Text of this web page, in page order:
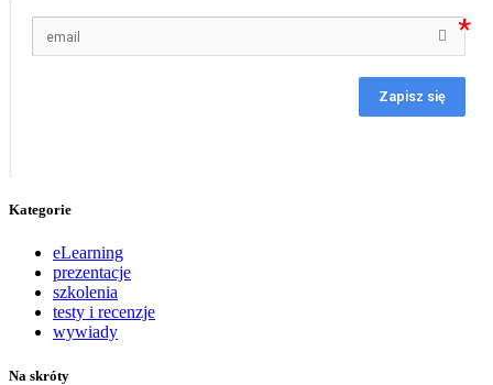
Zapisz się
Kategorie
eLearning
prezentacje
szkolenia
testy i recenzje
wywiady
Na skróty